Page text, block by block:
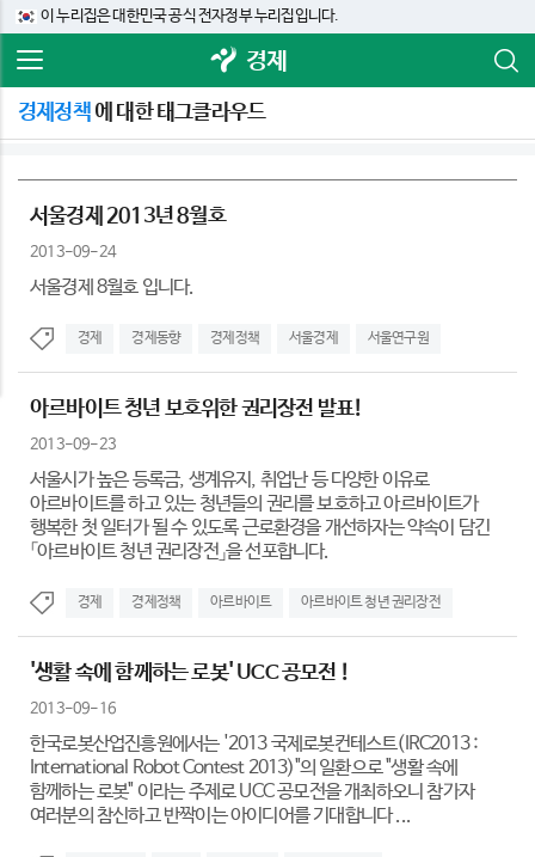
이 누리집은 대한민국 공식 전자정부 누리집입니다.
경제
경제정책에 대한 태그클라우드
서울경제 2013년 8월호
2013-09-24
서울경제 8월호 입니다.
경제 경제동향 경제정책 서울경제 서울연구원
아르바이트 청년 보호위한 권리장전 발표!
2013-09-23
서울시가 높은 등록금, 생계유지, 취업난 등 다양한 이유로
아르바이트를 하고 있는 청년들의 권리를 보호하고 아르바이트가
행복한 첫 일터가 될 수 있도록 근로환경을 개선하자는 약속이 담긴
「아르바이트 청년 권리장전」을 선포합니다.
경제 경제정책 아르바이트 아르바이트 청년 권리장전
'생활 속에 함께하는 로봇' UCC 공모전 !
2013-09-16
한국로봇산업진흥원에서는 '2013 국제로봇컨테스트(IRC2013 :
International Robot Contest 2013)"의 일환으로 "생활 속에
함께하는 로봇" 이라는 주제로 UCC 공모전을 개최하오니 참가자
여러분의 참신하고 반짝이는 아이디어를 기대합니다 ...